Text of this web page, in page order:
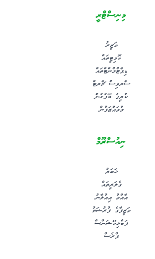
މިނިސްޓްރީ
ވަޒީރު
ކޮމިޓީތައް
ޑިޕާޓްމްންޓްތައް
ސާރވިސް ޗާރޓް
ކުރީގެ ބޭފުޅުން
މުވައްޒަފުން
ނިއުސްރޫމް
ޚަބަރު
ގެލަރީތައް
އާއްމު އިއުލާނު
ވަޒީފާގެ ފުރުޟަތު
ޕަބްލިކޭޝަންސް
ޕްރެސް